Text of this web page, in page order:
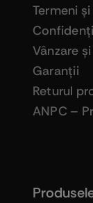
Termeni
Vânzare
Garanţii
Returul
ANPC –